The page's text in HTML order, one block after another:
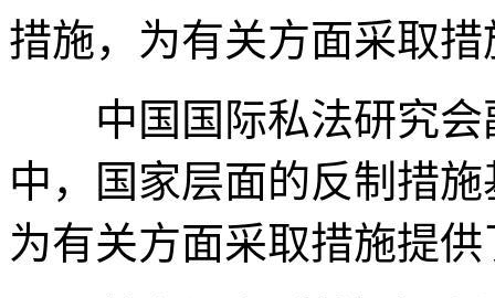
措施，为有关方面采取
中国国际私法研究会
中，国家层面的反制措
为有关方面采取措施提